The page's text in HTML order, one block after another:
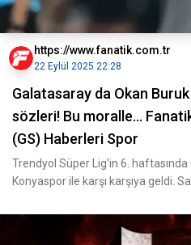
https://www.fanatik.com.tr
22 Eylül 2025 22:28
Galatasaray da Okan
sözleri! Bu moralle...
(GS) Haberleri Spor
Trendyol Süper Lig'in 6.
Konyaspor ile karşı karşıya geldi.